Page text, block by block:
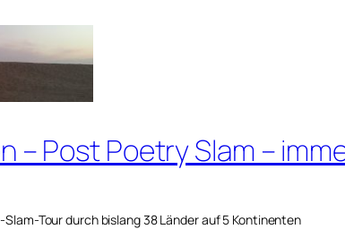
– Post Poetry Slam –
Tour durch bislang 38 Länder auf 5 Kontinenten